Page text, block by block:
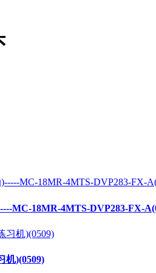
MC-18MR-4MTS-DVP283-FX-
机)(0509)